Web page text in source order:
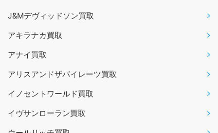
J&Mデヴィッドソン買取
アキラナカ買取
アナイ買取
アリスアンドザパイレーツ買取
イノセントワールド買取
イヴサンローラン買取